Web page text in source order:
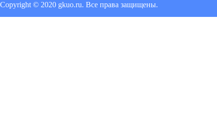
Copyright © 2020 gkuo.ru. Все права защищены.